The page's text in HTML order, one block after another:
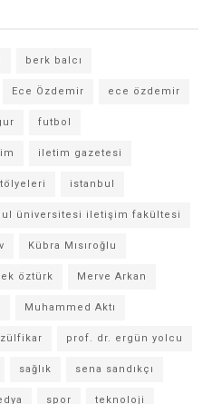
berk balcı
Ece Özdemir ece özdemir
futbol
iletim gazetesi
istanbul
üniversitesi iletişim fakültesi
Kübra Mısıroğlu
öztürk Merve Arkan
Muhammed Aktı
prof. dr. ergün yolcu
sağlık sena sandıkçı
spor teknoloji